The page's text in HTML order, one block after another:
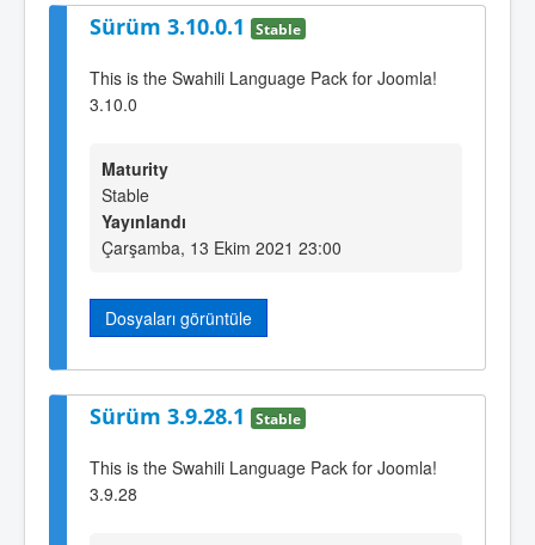
Sürüm 3.10.0.1 Stable
This is the Swahili Language Pack for Joomla!
3.10.0
Maturity
Stable
Yayınlandı
Çarşamba, 13 Ekim 2021 23:00
Dosyaları görüntüle
Sürüm 3.9.28.1 Stable
This is the Swahili Language Pack for Joomla!
3.9.28